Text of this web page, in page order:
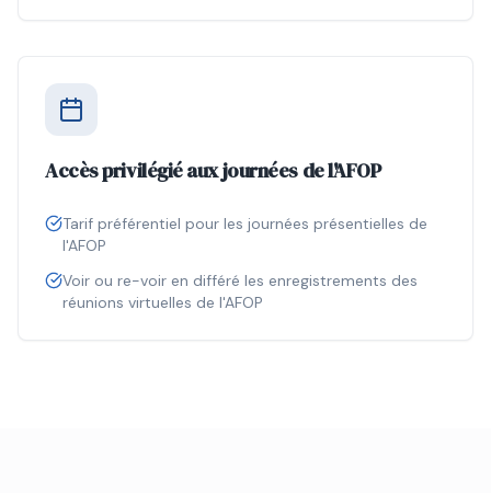
Accès privilégié aux journées de l'AFOP
Tarif préférentiel pour les journées présentielles de
l'AFOP
Voir ou re-voir en différé les enregistrements des
réunions virtuelles de l'AFOP